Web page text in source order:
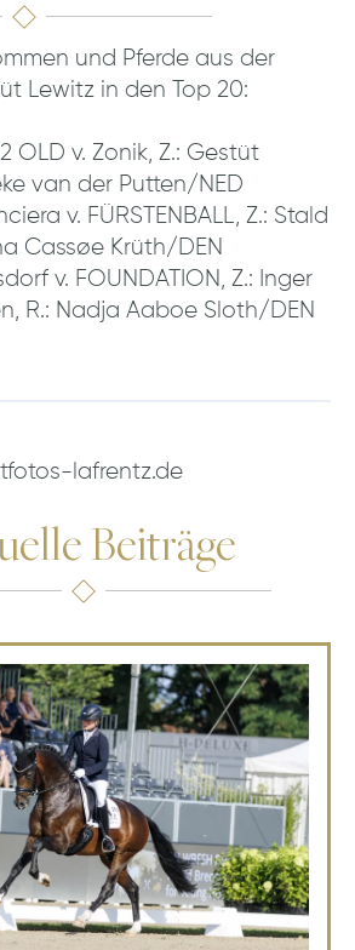
und Pferde aus der
Lewitz in den Top 20:
OLD v. Zonik, Z.: Gestüt
van der Putten/NED
v. FÜRSTENBALL, Z.: Stald
Cassøe Krüth/DEN
v. FOUNDATION, Z.: Inger
R.: Nadja Aaboe Sloth/DEN
lafrentz.de
Beiträge